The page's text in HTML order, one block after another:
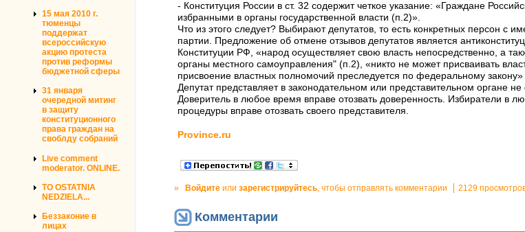
15 мая 2010 г.
тюменцы
поддержат
всероссийскую
акцию протеста
против реформы
бюджетной сферы
31 января
очередной митинг
в защиту
конституционного
права граждан на
своблду собраний
Live comment
moderator. ONLINE.
TO OSTATNIA
NEDZIELA...
Беззаконие в
лицах
- Конституция России в ст. 32 содержит четкое указание: «Граждане
избранными в органы государственной власти (п.2)».
Что из этого следует? Выбирают депутатов, то есть конкретных персон с
партии. Предложение об отмене отзывов депутатов является
Конституции РФ, «народ осуществляет свою власть непосредственно, а
органы местного самоуправления" (п.2), «никто не может присваивать
присвоение властных полномочий преследуется по федеральному
Депутат представляет в законодательном или представительном органе
Доверитель в любое время вправе отозвать доверенность. Избиратели в
процедуры вправе отозвать своего представителя.
Province.ru
» Войдите или зарегистрируйтесь , чтобы отправлять комментарии 2129
Комментарии